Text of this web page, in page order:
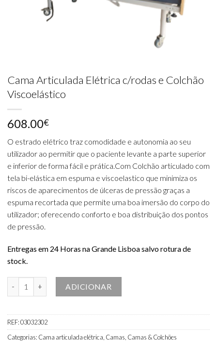
Cama Articulada Elétrica c/rodas e Colchão
Viscoelástico
608.00€
O estrado elétrico traz comodidade e autonomia ao seu
utilizador ao permitir que o paciente levante a parte superior
e inferior de forma fácil e prática.Com Colchão articulado com
tela bi-elástica em espuma e viscoelastico que minimiza os
riscos de aparecimentos de úlceras de pressão graças a
espuma recortada que permite uma boa imersão do corpo do
utilizador; oferecendo conforto e boa distribuição dos pontos
de pressão.
Entregas em 24 Horas na Grande Lisboa salvo rotura de
stock.
ADICIONAR
REF:03032302
Categorias: Cama articulada elétrica Camas Camas & Colchões